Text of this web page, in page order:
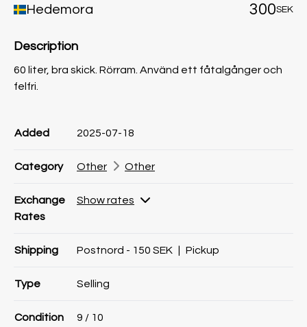
Hedemora 300SEK
Description
60 liter, bra skick. Rörram. Använd ett fåtalgånger och
felfri.
Added 2025-07-18
Category Other Other
Exchange
Rates
Show rates
Shipping Postnord - 150 SEK Pickup
Type Selling
Condition 9 / 10